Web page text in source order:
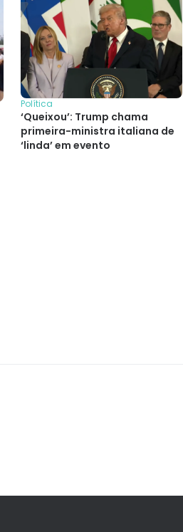
Política
‘Queixou’: Trump chama
primeira-ministra italiana de
‘linda’ em evento